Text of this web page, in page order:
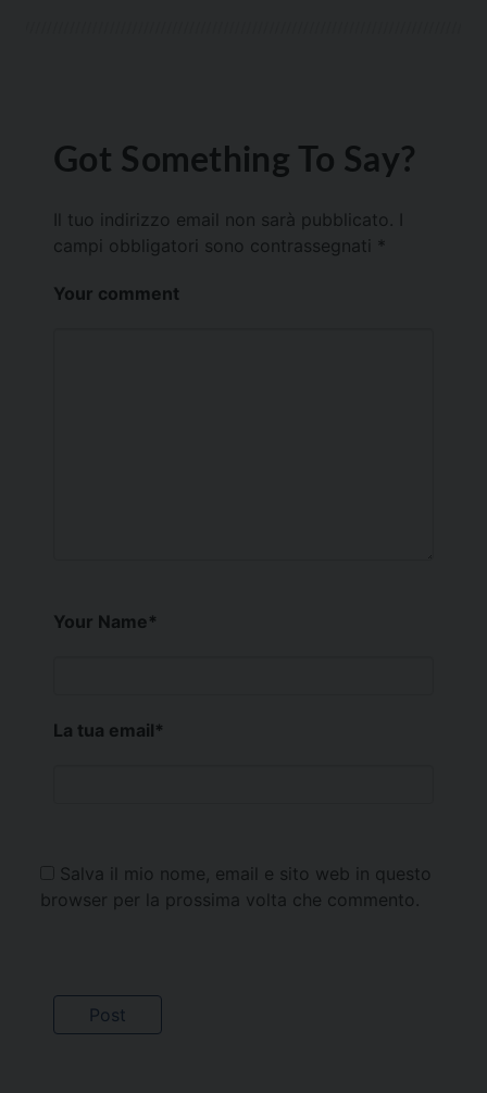
Got Something To Say?
Il tuo indirizzo email non sarà pubblicato.
campi obbligatori sono contrassegnati *
Your comment
Your Name*
La tua email*
Salva il mio nome, email e sito web in questo
browser per la prossima volta che commento.